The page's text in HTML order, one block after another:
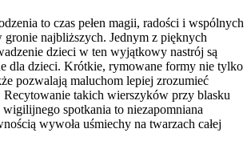
to czas pełen magii, radości i wspólnych
najbliższych. Jednym z pięknych
dzieci w ten wyjątkowy nastrój są
dla dzieci. Krótkie, rymowane formy nie tylko
pozwalają maluchom lepiej zrozumieć
Recytowanie takich wierszyków przy blasku
spotkania to niezapomniana
wywoła uśmiechy na twarzach całej